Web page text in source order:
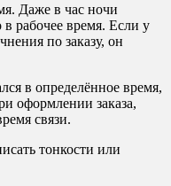
Даже в час ночи
рабочее время. Если у
по заказу, он
в определённое время,
оформлении заказа,
связи.
тонкости или